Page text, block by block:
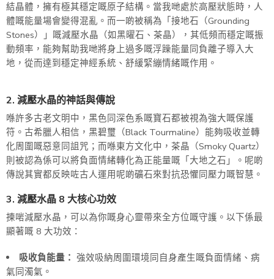
結晶體，擁有極其穩定嘅原子結構。當我哋處於高壓狀態時，人
體嘅能量場會變得混亂。而一啲被稱為「接地石（Grounding
Stones）」嘅減壓水晶（如黑曜石、茶晶），其低頻而穩定嘅振
動頻率，能夠幫助我哋將身上過多嘅浮躁能量同負離子導入大
地，從而達到穩定神經系統、舒緩緊繃情緒嘅作用。
2. 減壓水晶的神話與傳說
喺許多古老文明中，黑色同深色系嘅寶石都被視為強大嘅保護
符。古希臘人相信，黑碧璽（Black Tourmaline）能夠吸收並轉
化周圍嘅惡意同詛咒；而喺東方文化中，茶晶（Smoky Quartz）
則被認為係可以將負面情緒轉化為正能量嘅「大地之石」。呢啲
傳說其實都反映咗古人運用呢啲礦石來對抗恐懼同壓力嘅智慧。
3. 減壓水晶 8 大核心功效
揀啱減壓水晶，可以為你嘅身心靈帶來全方位嘅守護。以下係最
顯著嘅 8 大功效：
吸收負能量： 強效吸納周圍環境同自身產生嘅負面情緒、病
氣同濁氣。